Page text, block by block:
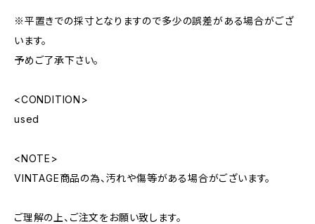
※平置きでの採寸となりますので多少の誤差がある場合がござ
います。
予めご了承下さい。
<CONDITION>
used
<NOTE>
VINTAGE商品の為、汚れや傷等がある場合がございます。
ご理解の上、ご注文をお願い致します。